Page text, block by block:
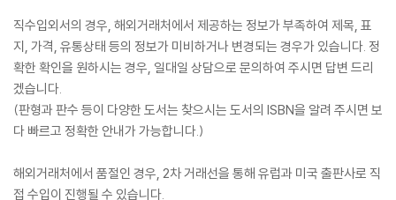
직수입외서의 경우, 해외거래처에서 제공하는 정보가 부족하여 제목, 표
지, 가격, 유통상태 등의 정보가 미비하거나 변경되는 경우가 있습니다. 정
확한 확인을 원하시는 경우, 일대일 상담으로 문의하여 주시면 답변 드리
겠습니다.
(판형과 판수 등이 다양한 도서는 찾으시는 도서의 ISBN을 알려 주시면 보
다 빠르고 정확한 안내가 가능합니다.)
해외거래처에서 품절인 경우, 2차 거래선을 통해 유럽과 미국 출판사로 직
접 수입이 진행될 수 있습니다.